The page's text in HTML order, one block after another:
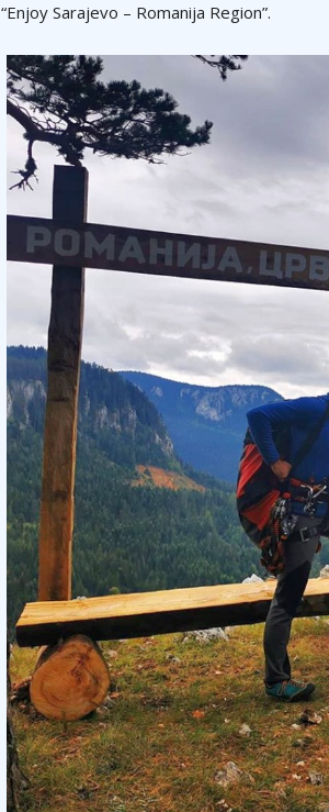
“Enjoy Sarajevo – Romanija Region”.